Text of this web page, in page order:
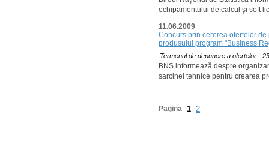
echipamentului de calcul şi soft
11.06.2009
Concurs prin cererea ofertelor
produsului program "Business
Termenul de depunere a ofertelor -
BNS informează despre
sarcinei tehnice pentru crearea
Pagina 1 2